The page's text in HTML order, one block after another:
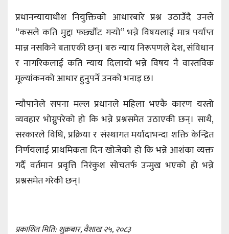
प्रधानन्यायाधीश नियुक्तिको आधारबारे प्रश्न उठाउँदै उनले
“कसले कति मुद्दा फर्छ्यौट गर्‍यो” भन्ने विषयलाई मात्र पर्याप्त
मान्न नसकिने बताएकी छन्। बरु न्याय निरूपणले देश, संविधान
र नागरिकलाई कति न्याय दिलायो भन्ने विषय नै वास्तविक
मूल्यांकनको आधार हुनुपर्ने उनको भनाइ छ।
न्यौपानेले सपना मल्ल प्रधानले महिला भएकै कारण यस्तो
व्यवहार भोग्नुपरेको हो कि भन्ने प्रश्नसमेत उठाएकी छन्। साथै,
सरकारले विधि, प्रक्रिया र संस्थागत मर्यादाभन्दा शक्ति केन्द्रित
निर्णयलाई प्राथमिकता दिन खोजेको हो कि भन्ने आशंका व्यक्त
गर्दै वर्तमान प्रवृत्ति निरंकुश सोचतर्फ उन्मुख भएको हो भन्ने
प्रश्नसमेत गरेकी छन्।
प्रकाशित मिति: शुक्रबार, वैशाख २५, २०८३